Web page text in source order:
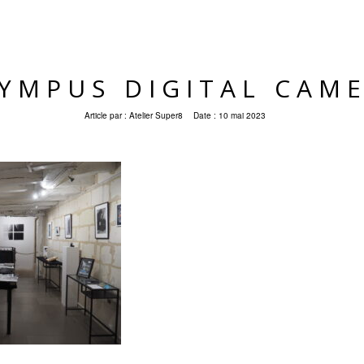
DIGITAL
Article par : Atelier Super8 Date : 10 mai 2023